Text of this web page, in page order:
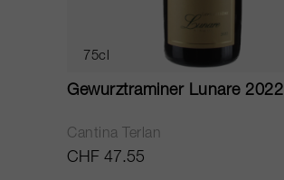
75cl
Gewurztraminer Lunare 2022
Cantina Terlan
CHF 47.55